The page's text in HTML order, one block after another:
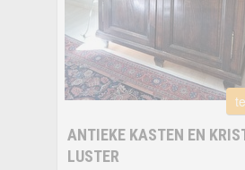
ANTIEKE KASTEN EN
LUSTER